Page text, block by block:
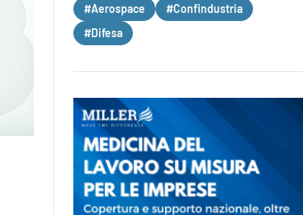
#Aerospace
#Confindustria
#Difesa